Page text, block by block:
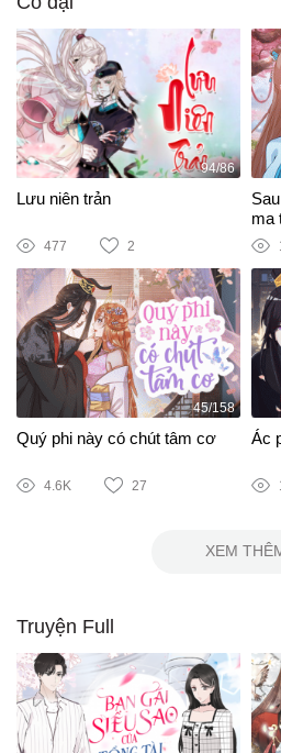
94/86
Lưu niên trản
477 2
ma
45/158
Quý phi này có chút tâm cơ
4.6K 27
Ác
XEM
Truyện Full